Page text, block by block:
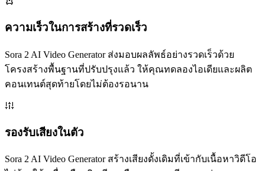
ความเร็วในการสร้างที่รวดเร็ว
Sora 2 AI Video Generator ส่งมอบผลลัพธ์อย่างรวดเร็วด้วย
โครงสร้างพื้นฐานที่ปรับปรุงแล้ว ให้คุณทดลองไอเดียและผลิต
คอนเทนต์สุดท้ายโดยไม่ต้องรอนาน
รองรับเสียงในตัว
Sora 2 AI Video Generator สร้างเสียงดั้งเดิมที่เข้ากับเนื้อหาวิดีโอ